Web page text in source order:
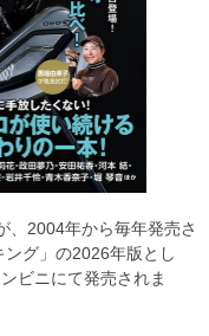
、2004年から毎年発売さ
グ」の2026年版とし
ビニにて発売されま